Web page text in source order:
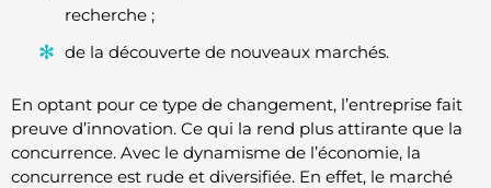
recherche ;
de la découverte de nouveaux marchés.
En optant pour ce type de changement, l’entreprise fait
preuve d’innovation. Ce qui la rend plus attirante que la
concurrence. Avec le dynamisme de l’économie, la
concurrence est rude et diversifiée. En effet, le marché